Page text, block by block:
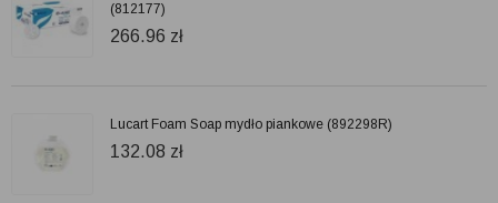
(812177)
266.96 zł
Lucart Foam Soap mydło piankowe (892298R)
132.08 zł